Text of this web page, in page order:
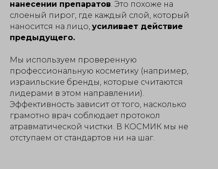
нанесении препаратов. Это похоже на
слоеный пирог, где каждый слой, который
наносится на лицо, усиливает действие
предыдущего.
Мы используем проверенную
профессиональную косметику (например,
израильские бренды, которые считаются
лидерами в этом направлении).
Эффективность зависит от того, насколько
грамотно врач соблюдает протокол
атравматической чистки. В КОСМИК мы не
отступаем от стандартов ни на шаг.